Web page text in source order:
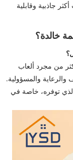
جاذبية وقابلية
خالدة؟
من مجرد ألعاب
والمسؤولية.
توفره، خاصة في